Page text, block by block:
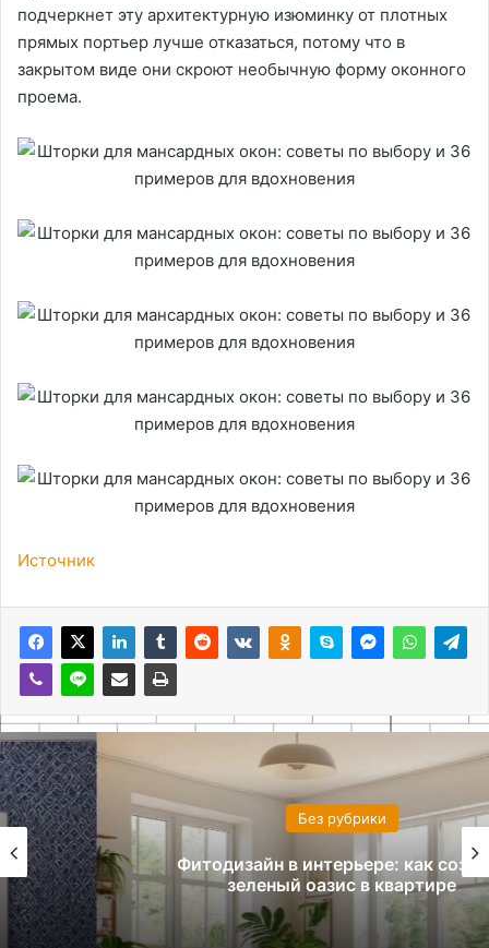
подчеркнет эту архитектурную изюминку от плотных
прямых портьер лучше отказаться, потому что в
закрытом виде они скроют необычную форму оконного
проема.
Источник
Без рубрики
Фитодизайн в интерьере: как создать
зеленый оазис в квартире